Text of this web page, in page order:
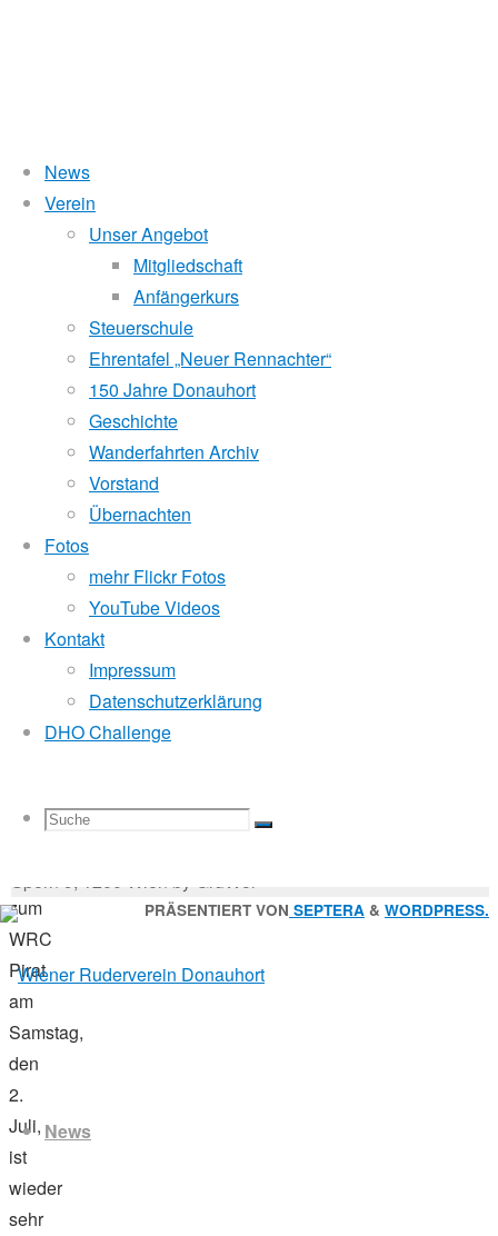
News
Verein
Unser Angebot
Mitgliedschaft
Anfängerkurs
Steuerschule
Ehrentafel „Neuer Rennachter“
150 Jahre Donauhort
Geschichte
Wanderfahrten Archiv
Vorstand
Übernachten
Fotos
mehr Flickr Fotos
YouTube Videos
Kontakt
Impressum
Datenschutzerklärung
DHO Challenge
Suche
Suchen
Suche
Zum
Inhalt
springenNews
Sternfahrt
Pirat
2016
2016
Oktober
2017
Unsere
zum
WRC
Pirat
am
Samstag,
den
2.
Juli,
ist
wieder
sehr
Wasserstand Donau
Liegt der Wasserstand in Korneuburg (KORN)
beim Donauhort nicht gerudert.
Pegelstände (DoRIS)
Seichtstellen
Schleusenstatus
Windfinder Kuchelauer Hafen
Mitglied der
Godfrey Donauhort Club Kit
Sternfahrten Archiv
Ruderlinks-
Impressum-
nach:
Sporn 9, 1200 Wien by GruWol
PRÄSENTIERT VON SEPTERA & WORDPRESS.
Zurück
nach
oben